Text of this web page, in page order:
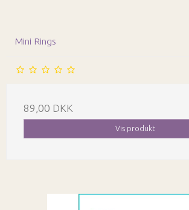
Mini Rings
89,00 DKK
Vis produkt